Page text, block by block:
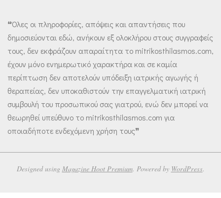
❝Όλες οι πληροφορίες, απόψεις και απαντήσεις που
δημοσιεύονται εδώ, ανήκουν εξ ολοκλήρου στους συγγραφείς
τους, δεν εκφράζουν απαραίτητα το mitrikosthilasmos.com,
έχουν μόνο ενημερωτικό χαρακτήρα και σε καμία
περίπτωση δεν αποτελούν υπόδειξη ιατρικής αγωγής ή
θεραπείας, δεν υποκαθιστούν την επαγγελματική ιατρική
συμβουλή του προσωπικού σας γιατρού, ενώ δεν μπορεί να
θεωρηθεί υπεύθυνο το mitrikosthilasmos.com για
οποιαδήποτε ενδεχόμενη χρήση τους❞
Designed using Magazine Hoot Premium. Powered by WordPress.